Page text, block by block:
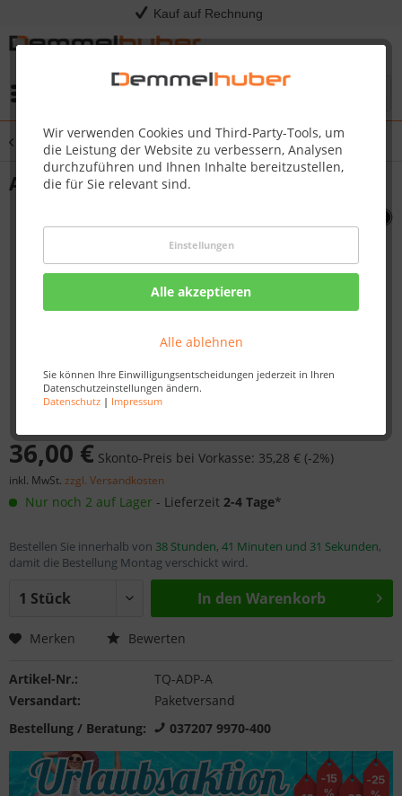
Kauf auf Rechnung
Wir verwenden Cookies und Third-Party-Tools, um
die Leistung der Website zu verbessern, Analysen
durchzuführen und Ihnen Inhalte bereitzustellen,
die für Sie relevant sind.
Einstellungen
Alle akzeptieren
Alle ablehnen
Sie können Ihre Einwilligungsentscheidungen jederzeit in Ihren
Datenschutzeinstellungen ändern.
Datenschutz| Impressum
Übersicht Sonstige Ersatzteile
ADAPTER TYPE A TRAVEL Q #TQ-ADP-A
36,00 € Skonto-Preis bei Vorkasse: 35,28 € (-2%)
inkl. MwSt. zzgl. Versandkosten
Nur noch 2 auf Lager - Lieferzeit 2-4 Tage*
Bestellen Sie innerhalb von 38 Stunden, 41 Minuten und 31 Sekunden,
damit die Bestellung Montag verschickt wird.
In den Warenkorb
Merken Bewerten
Artikel-Nr.:
TQ-ADP-A
Versandart:
Paketversand
Bestellung / Beratung:
037207 9970-400